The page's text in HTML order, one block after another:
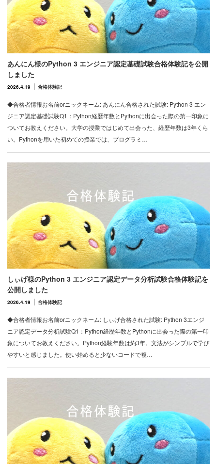
あんにん様のPython 3 エンジニア認定基礎試験合格体験記を公開
しました
2026.4.19 合格体験記
◆合格者情報お名前orニックネーム: あんにん合格された試験: Python 3 エン
ジニア認定基礎試験Q1：Python経歴年数とPythonに出会った際の第一印象に
ついてお教えください。大学の授業ではじめて出会った、経歴年数は3年くら
い。Pythonを用いた初めての授業では、プログラミ…
しぃげ様のPython 3 エンジニア認定データ分析試験合格体験記を
公開しました
2026.4.19 合格体験記
◆合格者情報お名前orニックネーム: しぃげ合格された試験: Python 3エンジ
ニア認定データ分析試験Q1：Python経歴年数とPythonに出会った際の第一印
象についてお教えください。Python経験年数は約3年。文法がシンプルで学び
やすいと感じました。使い始めると少ないコードで複…